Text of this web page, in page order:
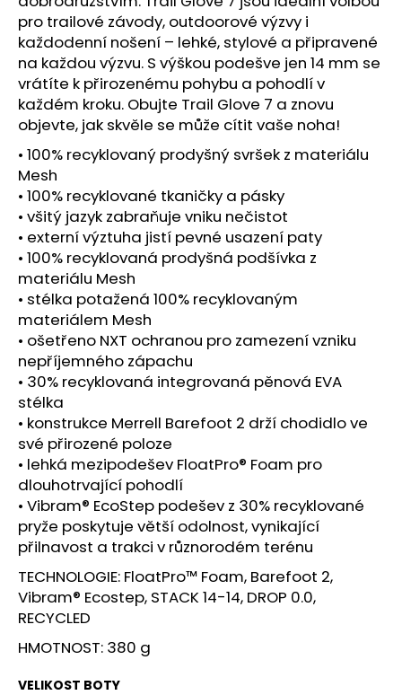
pro trailové závody, outdoorové výzvy i
každodenní nošení – lehké, stylové a připravené
na každou výzvu. S výškou podešve jen 14 mm se
vrátíte k přirozenému pohybu a pohodlí v
každém kroku. Obujte Trail Glove 7 a znovu
objevte, jak skvěle se může cítit vaše noha!
• 100% recyklovaný prodyšný svršek z materiálu
Mesh
• 100% recyklované tkaničky a pásky
• všitý jazyk zabraňuje vniku nečistot
• externí výztuha jistí pevné usazení paty
• 100% recyklovaná prodyšná podšívka z
materiálu Mesh
• stélka potažená 100% recyklovaným
materiálem Mesh
• ošetřeno NXT ochranou pro zamezení vzniku
nepříjemného zápachu
• 30% recyklovaná integrovaná pěnová EVA
stélka
• konstrukce Merrell Barefoot 2 drží chodidlo ve
své přirozené poloze
• lehká mezipodešev FloatPro® Foam pro
dlouhotrvající pohodlí
• Vibram® EcoStep podešev z 30% recyklované
pryže poskytuje větší odolnost, vynikající
přilnavost a trakci v různorodém terénu
TECHNOLOGIE: FloatPro™ Foam, Barefoot 2,
Vibram® Ecostep, STACK 14-14, DROP 0.0,
RECYCLED
HMOTNOST: 380 g
VELIKOST BOTY
m
e
BOTY
CRAFT
NORDLITE
SPEED
2
-
ČERNÁ
490
Kč